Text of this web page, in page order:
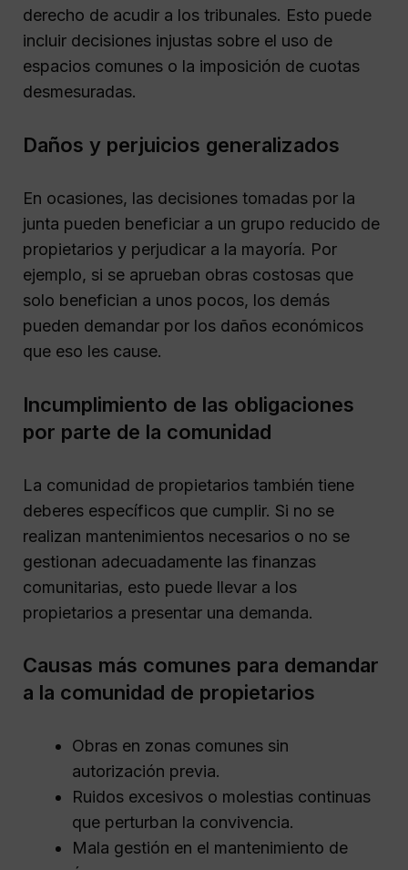
derecho de acudir a los tribunales. Esto puede
incluir decisiones injustas sobre el uso de
espacios comunes o la imposición de cuotas
desmesuradas.
Daños y perjuicios generalizados
En ocasiones, las decisiones tomadas por la
junta pueden beneficiar a un grupo reducido de
propietarios y perjudicar a la mayoría. Por
ejemplo, si se aprueban obras costosas que
solo benefician a unos pocos, los demás
pueden demandar por los daños económicos
que eso les cause.
Incumplimiento de las obligaciones
por parte de la comunidad
La comunidad de propietarios también tiene
deberes específicos que cumplir. Si no se
realizan mantenimientos necesarios o no se
gestionan adecuadamente las finanzas
comunitarias, esto puede llevar a los
propietarios a presentar una demanda.
Causas más comunes para demandar
a la comunidad de propietarios
Obras en zonas comunes sin
autorización previa.
Ruidos excesivos o molestias continuas
que perturban la convivencia.
Mala gestión en el mantenimiento de